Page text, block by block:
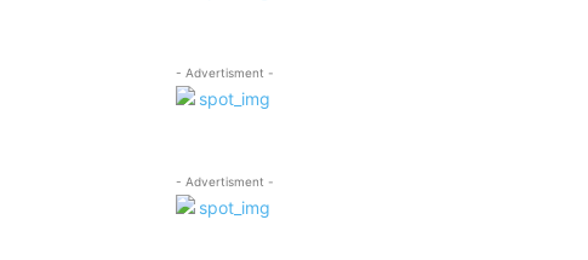
- Advertisment -
- Advertisment -